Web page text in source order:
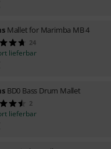
Mallet for Marimba MB 4
24
lieferbar
BD0 Bass Drum Mallet
2
lieferbar